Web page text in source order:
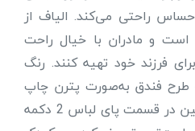
راحتی می‌کند. الیاف از
و مادران با خیال راحت
فرزند خود تهیه کنند. رنگ
طرح فندق به‌صورت پترن چاپ
شده است می‌باشد. همچنین در قسمت پای لباس 2 دکمه